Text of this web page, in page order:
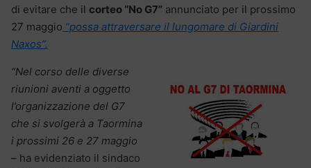
di evitare che il corteo “No G7” annunciato per il prossimo
27 maggio “possa attraversare il lungomare di Giardini
Naxos”.
“Nel corso delle diverse
riunioni aventi a oggetto
l’organizzazione del G7
che si svolgerà a Taormina
i prossimi 26 e 27 maggio
– ha evidenziato il sindaco